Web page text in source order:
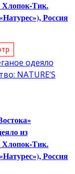
Хлопок-Тик.
Россия
из
Хлопок-Тик.
Россия